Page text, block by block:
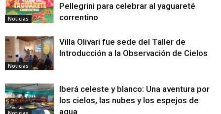
Noticias
Pellegrini para celebrar al yaguareté
correntino
Noticias
Villa Olivari fue sede del Taller de
Introducción a la Observación de Cielos
Iberá celeste y blanco: Una aventura por
los cielos, las nubes y los espejos de
agua